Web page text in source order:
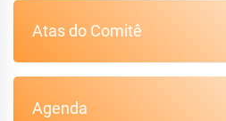
Atas do Comitê
Agenda